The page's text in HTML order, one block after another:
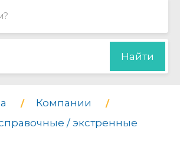
Найти
Компании
/ экстренные